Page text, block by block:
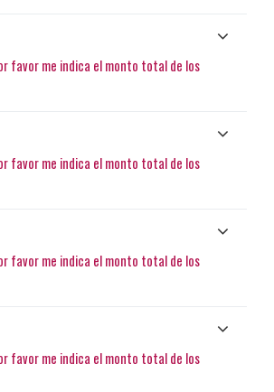
favor me indica el monto total de los
favor me indica el monto total de los
favor me indica el monto total de los
favor me indica el monto total de los